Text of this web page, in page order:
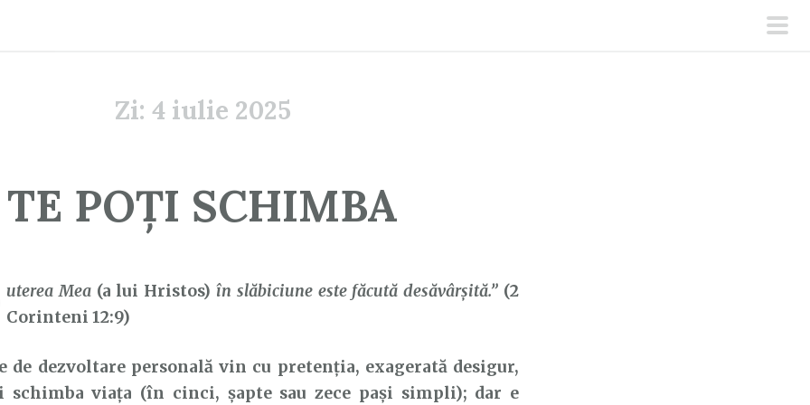
Zi: 4 iulie 2025
TE POȚI SCHIMBA
uterea Mea(a lui Hristos)în slăbiciune este făcută desăvârșită.” (2
Corinteni 12:9)
dezvoltare personală vin cu pretenția, exagerată desigur,
schimba viața (în cinci, șapte sau zece pași simpli); dar e